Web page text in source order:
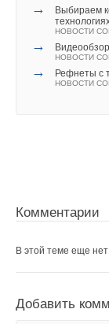
→
Выбираем
НОВОСТИ
→
НОВОСТИ
→ Рефнеты с
НОВОСТИ
Комментарии
В этой теме еще
Добавить